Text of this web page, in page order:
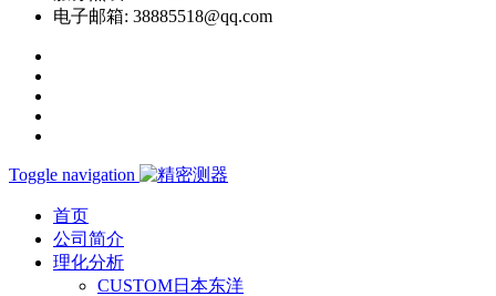
电子邮箱: 38885518@qq.com
Toggle navigation
首页
公司简介
理化分析
CUSTOM日本东洋